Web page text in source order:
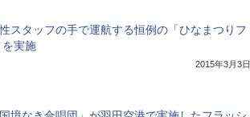
スタッフの手で運航する恒例の「ひなまつりフ
を実施
2015年3月3日